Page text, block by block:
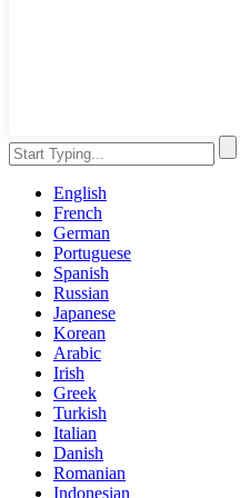
English
French
German
Portuguese
Spanish
Russian
Japanese
Korean
Arabic
Irish
Greek
Turkish
Italian
Danish
Romanian
Indonesian